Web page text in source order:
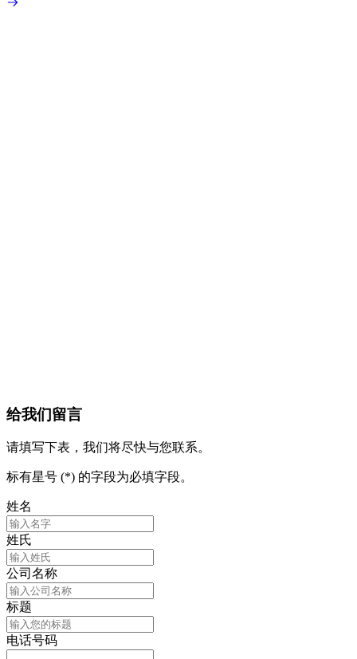
给我们留言
请填写下表，我们将尽快与您联系。
标有星号 (*) 的字段为必填字段。
姓名
姓氏
公司名称
标题
电话号码